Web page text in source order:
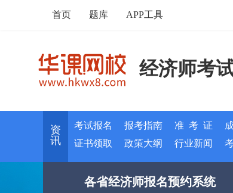
首页 题库 APP工具
经济师考
资
讯
考试报名 报考指南 准 考 证
证书领取
政策大纲 行业新闻
各省经济师报名预约系统